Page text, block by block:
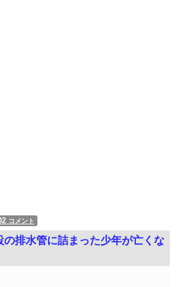
コメント
の排水管に詰まった少年が亡くな